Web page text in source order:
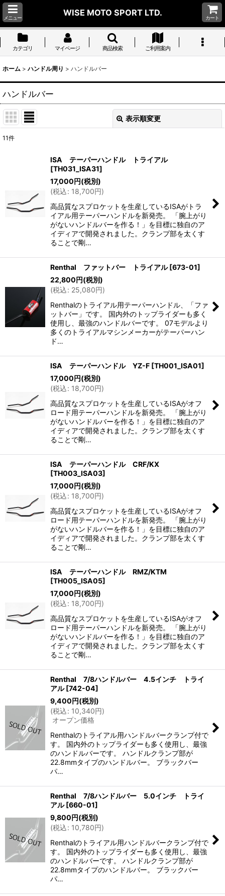
メニュー
WISE MOTO SPORT LTD.
カート
カテゴリ マイページ 商品検索 ご利用案内
ホーム > ハンドル周り > ハンドルバー
ハンドルバー
表示順変更
絞り込む
11件
ISA テーパーハンドル トライアル
[TH031_ISA31]
17,000円(税別)
(税込: 18,700円)
高品質なスプロケットを生産しているISAがトラ
イアル用テーパーハンドルを新発売。 「腕上がり
がないハンドルバーを作る！」を目標に独自のア
イディアで開発されました。クランプ部を太くす
ることで剛…
Renthal ファットバー トライアル [673-01]
22,800円(税別)
(税込: 25,080円)
Renthalのトライアル用テーパーハンドル、「ファ
ットバー」です。 国内外のトップライダーも多く
使用し、最強のハンドルバーです。 07モデルより
多くのトライアルマシンメーカーがテーパーハン
ド…
ISA テーパーハンドル YZ-F [TH001_ISA01]
17,000円(税別)
(税込: 18,700円)
高品質なスプロケットを生産しているISAがオフ
ロード用テーパーハンドルを新発売。 「腕上がり
がないハンドルバーを作る！」を目標に独自のア
イディアで開発されました。クランプ部を太くす
ることで剛…
ISA テーパーハンドル CRF/KX
[TH003_ISA03]
17,000円(税別)
(税込: 18,700円)
高品質なスプロケットを生産しているISAがオフ
ロード用テーパーハンドルを新発売。 「腕上がり
がないハンドルバーを作る！」を目標に独自のア
イディアで開発されました。クランプ部を太くす
ることで剛…
ISA テーパーハンドル RMZ/KTM
[TH005_ISA05]
17,000円(税別)
(税込: 18,700円)
高品質なスプロケットを生産しているISAがオフ
ロード用テーパーハンドルを新発売。 「腕上がり
がないハンドルバーを作る！」を目標に独自のア
イディアで開発されました。クランプ部を太くす
ることで剛…
Renthal 7/8ハンドルバー 4.5インチ トライ
アル [742-04]
9,400円(税別)
(税込: 10,340円)
オープン価格
Renthalのトライアル用ハンドルバークランプ付で
す。 国内外のトップライダーも多く使用し、最強
のハンドルバーです。 ハンドルクランプ部が
22.8mmタイプのハンドルバー。 ブラックバー
パ…
Renthal 7/8ハンドルバー 5.0インチ トライ
アル [660-01]
9,800円(税別)
(税込: 10,780円)
Renthalのトライアル用ハンドルバークランプ付で
す。 国内外のトップライダーも多く使用し、最強
のハンドルバーです。 ハンドルクランプ部が
22.8mmタイプのハンドルバー。 ブラックバー
パ…